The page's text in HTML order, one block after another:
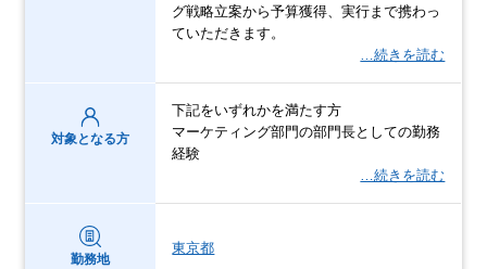
グ戦略立案から予算獲得、実行まで携わっ
ていただきます。
…続きを読む
対象となる方
下記をいずれかを満たす方
マーケティング部門の部門長としての勤務
経験
…続きを読む
勤務地
東京都